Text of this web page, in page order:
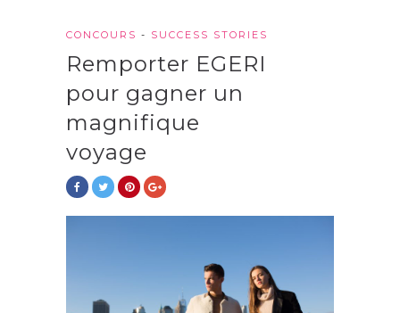
CONCOURS - SUCCESS STORIES
Remporter EGERI
pour gagner un
magnifique
voyage